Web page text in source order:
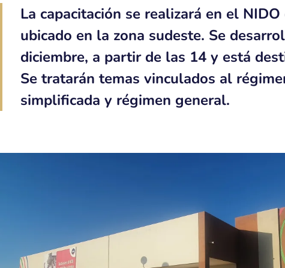
La capacitación se realizará en el
ubicado en la zona sudeste. Se
diciembre, a partir de las 14 y está
Se tratarán temas vinculados al
simplificada y régimen general.